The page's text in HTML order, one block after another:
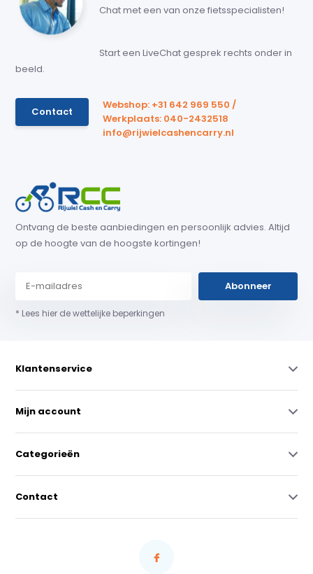
Chat met een van onze fietsspecialisten!
Start een LiveChat gesprek rechts onder in
beeld.
Contact
Webshop: +31 642 969 550 /
Werkplaats: 040-2432518
info@rijwielcashencarry.nl
Ontvang de beste aanbiedingen en persoonlijk advies. Altijd
op de hoogte van de hoogste kortingen!
Abonneer
* Lees hier de wettelijke beperkingen
Klantenservice
Mijn account
Categorieën
Contact